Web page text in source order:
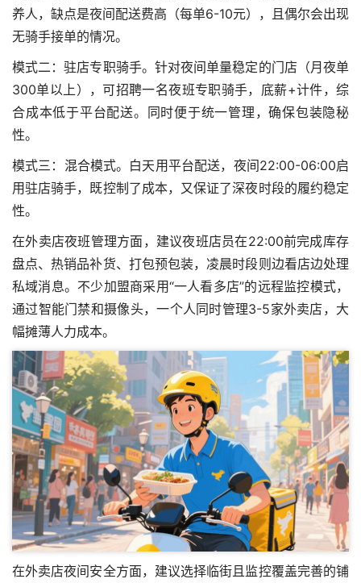
养人，缺点是夜间配送费高（每单6-10元），且偶尔会出现
无骑手接单的情况。
模式二：驻店专职骑手。针对夜间单量稳定的门店（月夜单
300单以上），可招聘一名夜班专职骑手，底薪+计件，综
合成本低于平台配送。同时便于统一管理，确保包装隐秘
性。
模式三：混合模式。白天用平台配送，夜间22:00-06:00启
用驻店骑手，既控制了成本，又保证了深夜时段的履约稳定
性。
在外卖店夜班管理方面，建议夜班店员在22:00前完成库存
盘点、热销品补货、打包预包装，凌晨时段则边看店边处理
私域消息。不少加盟商采用“一人看多店”的远程监控模式，
通过智能门禁和摄像头，一个人同时管理3-5家外卖店，大
幅摊薄人力成本。
在外卖店夜间安全方面，建议选择临街且监控覆盖完善的铺